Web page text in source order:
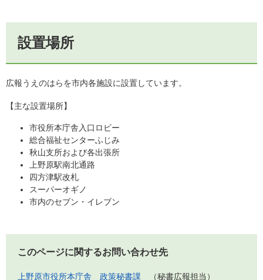
設置場所
広報うえのはらを市内各施設に設置しています。
【主な設置場所】
市役所本庁舎入口ロビー
総合福祉センターふじみ
秋山支所および各出張所
上野原駅南北通路
四方津駅改札
スーパーオギノ
市内のセブン・イレブン
このページに関するお問い合わせ先
上野原市役所本庁舎 政策秘書課 秘書広報担当